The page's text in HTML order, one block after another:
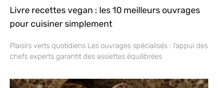
Livre recettes vegan : les 10 meilleurs ouvrages
pour cuisiner simplement
Plaisirs verts quotidiens Les ouvrages spécialisés : l’appui des
chefs experts garantit des assiettes équilibrées